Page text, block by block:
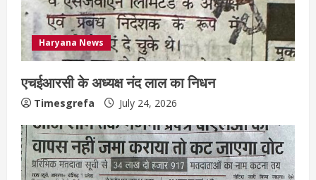
Haryana News
एचईआरसी के अध्यक्ष नंद लाल का निधन
Timesgrefa July 24, 2026